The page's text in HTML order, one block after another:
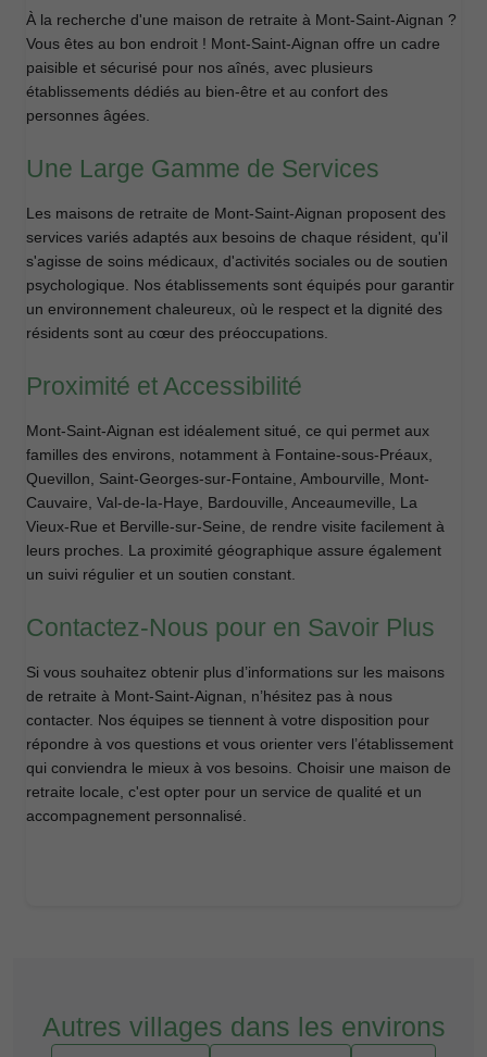
À la recherche d'une maison de retraite à Mont-Saint-Aignan ?
Vous êtes au bon endroit ! Mont-Saint-Aignan offre un cadre
paisible et sécurisé pour nos aînés, avec plusieurs
établissements dédiés au bien-être et au confort des
personnes âgées.
Une Large Gamme de Services
Les maisons de retraite de Mont-Saint-Aignan proposent des
services variés adaptés aux besoins de chaque résident, qu'il
s'agisse de soins médicaux, d'activités sociales ou de soutien
psychologique. Nos établissements sont équipés pour garantir
un environnement chaleureux, où le respect et la dignité des
résidents sont au cœur des préoccupations.
Proximité et Accessibilité
Mont-Saint-Aignan est idéalement situé, ce qui permet aux
familles des environs, notamment à Fontaine-sous-Préaux,
Quevillon, Saint-Georges-sur-Fontaine, Ambourville, Mont-
Cauvaire, Val-de-la-Haye, Bardouville, Anceaumeville, La
Vieux-Rue et Berville-sur-Seine, de rendre visite facilement à
leurs proches. La proximité géographique assure également
un suivi régulier et un soutien constant.
Contactez-Nous pour en Savoir Plus
Si vous souhaitez obtenir plus d’informations sur les maisons
de retraite à Mont-Saint-Aignan, n’hésitez pas à nous
contacter. Nos équipes se tiennent à votre disposition pour
répondre à vos questions et vous orienter vers l’établissement
qui conviendra le mieux à vos besoins. Choisir une maison de
retraite locale, c'est opter pour un service de qualité et un
accompagnement personnalisé.
Autres villages dans les environs